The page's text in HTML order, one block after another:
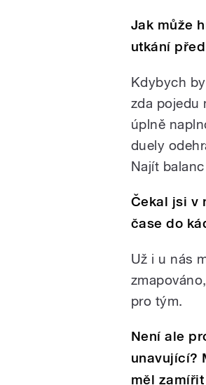
Jak může
utkání
Kdybych
zda pojedu
úplně
duely
Najít
Čekal jsi v
čase do
Už i u nás
pro tým.
Není ale
unavující?
měl